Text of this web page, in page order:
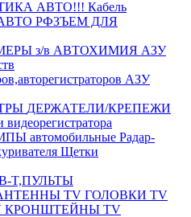
АВТО!!! Кабель
РФЗЪЕМ ДЛЯ
з/в АВТОХИМИЯ АЗУ
АЗУ
ДЕРЖАТЕЛИ/КРЕПЕЖИ
автомобильные Радар-
Щетки
T,ПУЛЬТЫ
TV ГОЛОВКИ TV
КРОНШТЕЙНЫ TV